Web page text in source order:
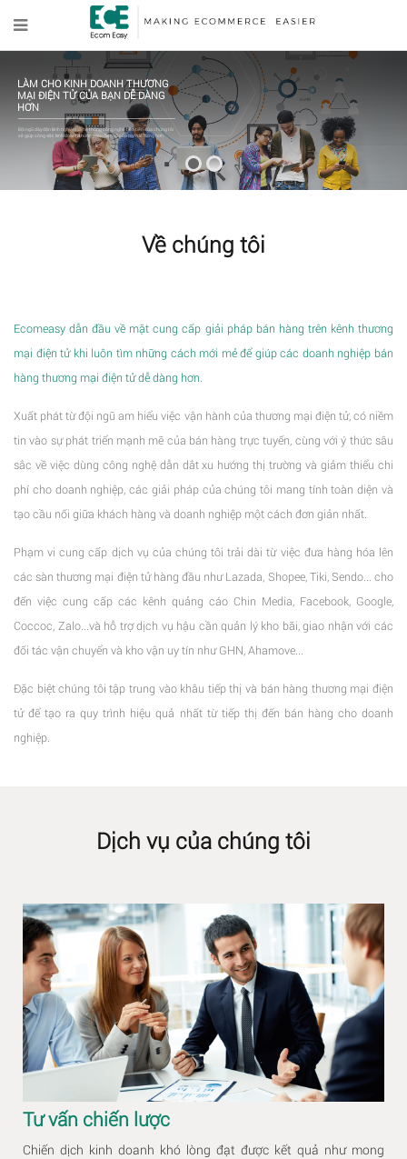
LÀM CHO KINH DOANH THƯƠNG
MẠI ĐIỆN TỬ CỦA BẠN DỄ DÀNG
HƠN
Đội ngũ dày dặn kinh nghiệm và hệ thống công nghệ tiên tiến của chúng tôi
sẽ giúp công việc kinh doanh thương mại điện tử của bạn dễ dàng hơn.
Về chúng tôi
Ecomeasy dẫn đầu về mặt cung cấp giải pháp bán hàng trên kênh thương
mại điện tử khi luôn tìm những cách mới mẻ để giúp các doanh nghiệp bán
hàng thương mại điện tử dễ dàng hơn.
Xuất phát từ đội ngũ am hiểu việc vận hành của thương mại điện tử, có niềm
tin vào sự phát triển mạnh mẽ của bán hàng trực tuyến, cùng với ý thức sâu
sắc về việc dùng công nghệ dẫn dắt xu hướng thị trường và giảm thiểu chi
phí cho doanh nghiệp, các giải pháp của chúng tôi mang tính toàn diện và
tạo cầu nối giữa khách hàng và doanh nghiệp một cách đơn giản nhất.
Phạm vi cung cấp dịch vụ của chúng tôi trải dài từ việc đưa hàng hóa lên
các sàn thương mại điện tử hàng đầu như Lazada, Shopee, Tiki, Sendo... cho
đến việc cung cấp các kênh quảng cáo Chin Media, Facebook, Google,
Coccoc, Zalo...và hỗ trợ dịch vụ hậu cần quản lý kho bãi, giao nhận với các
đối tác vận chuyển và kho vận uy tín như GHN, Ahamove...
Đặc biệt chúng tôi tập trung vào khâu tiếp thị và bán hàng thương mại điện
tử để tạo ra quy trình hiệu quả nhất từ tiếp thị đến bán hàng cho doanh
nghiệp.
Dịch vụ của chúng tôi
Tư vấn chiến lược
Chiến dịch kinh doanh khó lòng đạt được kết quả như mong